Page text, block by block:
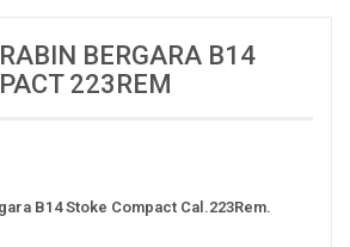
BERGARA B14
223REM
B14 Stoke Compact Cal.223Rem.